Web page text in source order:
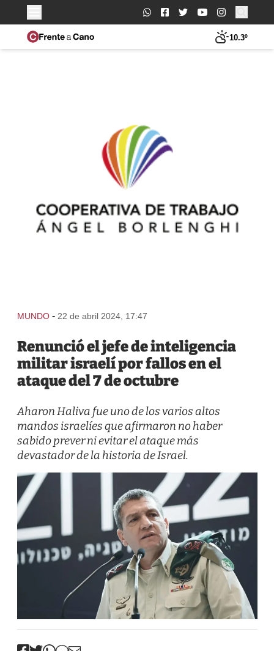
Buscar:
10.3º
MUNDO - 22 de abril 2024, 17:47
Renunció el jefe de inteligencia
militar israelí por fallos en el
ataque del 7 de octubre
Aharon Haliva fue uno de los varios altos
mandos israelíes que afirmaron no haber
sabido prever ni evitar el ataque más
devastador de la historia de Israel.